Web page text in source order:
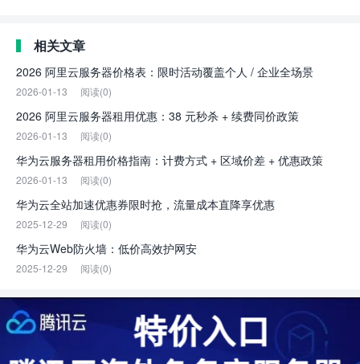
相关文章
2026 阿里云服务器价格表：限时活动覆盖个人 / 企业全场景
2026-01-13 阅读(0)
2026 阿里云服务器租用优惠：38 元秒杀 + 续费同价政策
2026-01-13 阅读(0)
华为云服务器租用价格指南：计费方式 + 区域价差 + 优惠政策
2026-01-13 阅读(0)
华为云全站加速优惠券限时抢，流量成本直降享优惠
2025-12-29 阅读(0)
华为云Web防火墙：低价高效护网安
2025-12-29 阅读(0)